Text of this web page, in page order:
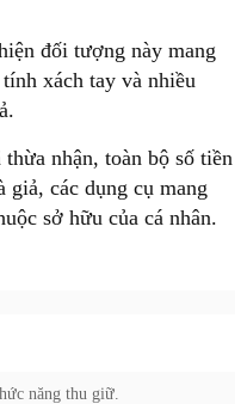
đối tượng này mang
xách tay và nhiều
nhận, toàn bộ số tiền
giả, các dụng cụ mang
sở hữu của cá nhân.
năng thu giữ.